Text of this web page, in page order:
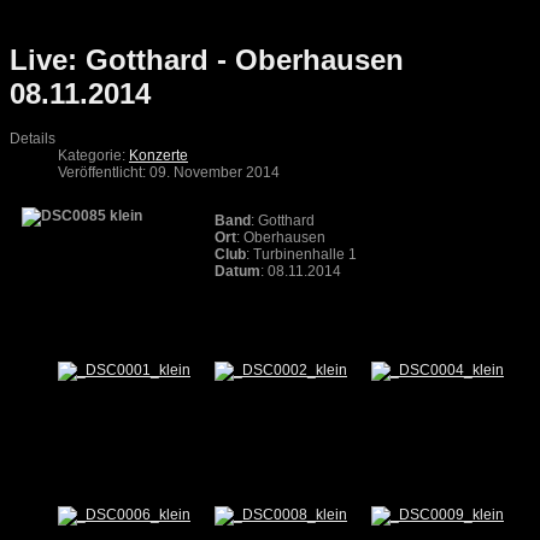
Live: Gotthard - Oberhausen
08.11.2014
Details
Kategorie: Konzerte
Veröffentlicht: 09. November 2014
Band : Gotthard
Ort: Oberhausen
Club: Turbinenhalle 1
Datum: 08.11.2014